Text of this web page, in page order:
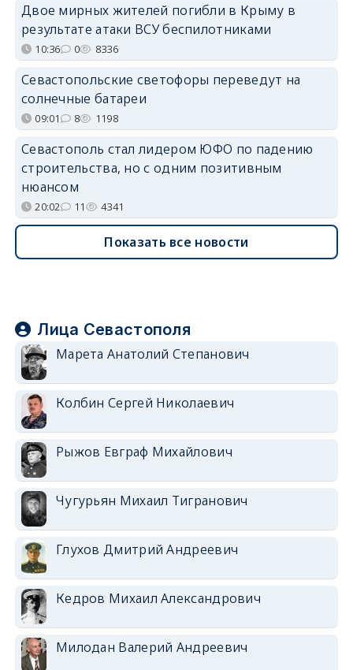
Двое мирных жителей погибли в Крыму в
результате атаки ВСУ беспилотниками
10:36 0 8336
Севастопольские светофоры переведут на
солнечные батареи
09:01 8 1198
Севастополь стал лидером ЮФО по падению
строительства, но с одним позитивным
нюансом
20:02 11 4341
Показать все новости
Лица Севастополя
Марета Анатолий Степанович
Колбин Сергей Николаевич
Рыжов Евграф Михайлович
Чугурьян Михаил Тигранович
Глухов Дмитрий Андреевич
Кедров Михаил Александрович
Милодан Валерий Андреевич